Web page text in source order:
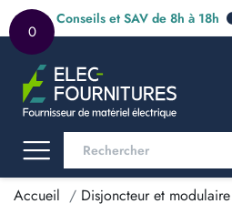
0
Conseils et SAV de 8h à 18h
Accueil Disjoncteur et modulaire